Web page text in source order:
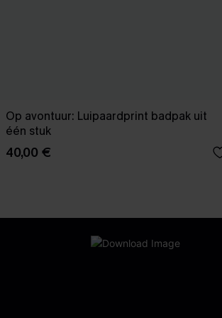
Op avontuur: Luipaardprint badpak uit
één stuk
40,00 €